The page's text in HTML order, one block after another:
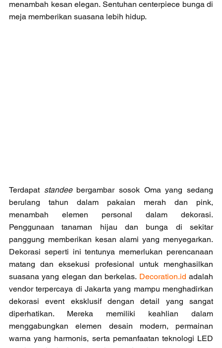
menambah kesan elegan. Sentuhan centerpiece bunga di
meja memberikan suasana lebih hidup.
Terdapat standee bergambar sosok Oma yang sedang
berulang tahun dalam pakaian merah dan pink,
menambah elemen personal dalam dekorasi.
Penggunaan tanaman hijau dan bunga di sekitar
panggung memberikan kesan alami yang menyegarkan.
Dekorasi seperti ini tentunya memerlukan perencanaan
matang dan eksekusi profesional untuk menghasilkan
suasana yang elegan dan berkelas. Decoration.id adalah
vendor terpercaya di Jakarta yang mampu menghadirkan
dekorasi event eksklusif dengan detail yang sangat
diperhatikan. Mereka memiliki keahlian dalam
menggabungkan elemen desain modern, permainan
warna yang harmonis, serta pemanfaatan teknologi LED